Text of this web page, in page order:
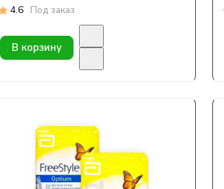
4.6 Под заказ
В корзину